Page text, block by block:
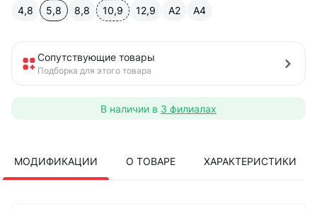
4,8 5,8 8,8 10,9 12,9 A2 А4
Сопутствующие товары
Подборка для этого товара
В наличии в 3 филиалах
МОДИФИКАЦИИ О ТОВАРЕ ХАРАКТЕРИСТИКИ